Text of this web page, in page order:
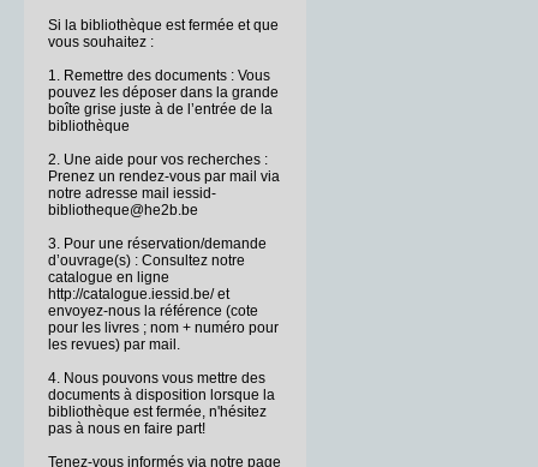
Si la bibliothèque est fermée et que
vous souhaitez :
1. Remettre des documents : Vous
pouvez les déposer dans la grande
boîte grise juste à de l’entrée de la
bibliothèque
2. Une aide pour vos recherches :
Prenez un rendez-vous par mail via
notre adresse mail iessid-
bibliotheque@he2b.be
3. Pour une réservation/demande
d’ouvrage(s) : Consultez notre
catalogue en ligne
http://catalogue.iessid.be/ et
envoyez-nous la référence (cote
pour les livres ; nom + numéro pour
les revues) par mail.
4. Nous pouvons vous mettre des
documents à disposition lorsque la
bibliothèque est fermée, n'hésitez
pas à nous en faire part!
Tenez-vous informés via notre page